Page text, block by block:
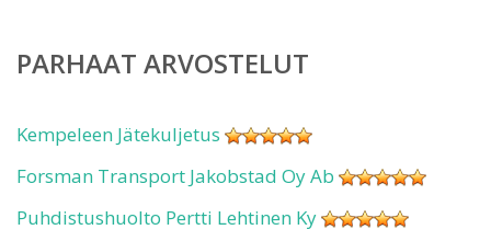
PARHAAT ARVOSTELUT
Kempeleen Jätekuljetus
Forsman Transport Jakobstad Oy Ab
Puhdistushuolto Pertti Lehtinen Ky